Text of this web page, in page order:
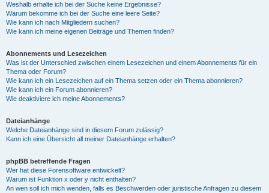
Weshalb erhalte ich bei der Suche keine Ergebnisse?
Warum bekomme ich bei der Suche eine leere Seite?
Wie kann ich nach Mitgliedern suchen?
Wie kann ich meine eigenen Beiträge und Themen finden?
Abonnements und Lesezeichen
Was ist der Unterschied zwischen einem Lesezeichen und einem Abonnements für ein
Thema oder Forum?
Wie kann ich ein Lesezeichen auf ein Thema setzen oder ein Thema abonnieren?
Wie kann ich ein Forum abonnieren?
Wie deaktiviere ich meine Abonnements?
Dateianhänge
Welche Dateianhänge sind in diesem Forum zulässig?
Kann ich eine Übersicht all meiner Dateianhänge erhalten?
phpBB betreffende Fragen
Wer hat diese Forensoftware entwickelt?
Warum ist Funktion x oder y nicht enthalten?
An wen soll ich mich wenden, falls es Beschwerden oder juristische Anfragen zu diesem